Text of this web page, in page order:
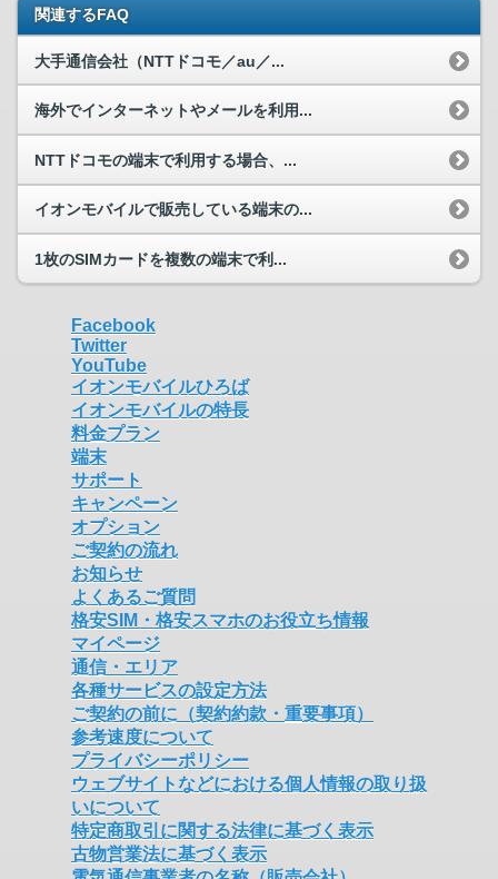
関連するFAQ
大手通信会社（NTTドコモ／au／...
海外でインターネットやメールを利用...
NTTドコモの端末で利用する場合、...
イオンモバイルで販売している端末の...
1枚のSIMカードを複数の端末で利...
Facebook
Twitter
YouTube
イオンモバイルひろば
イオンモバイルの特長
料金プラン
端末
サポート
キャンペーン
オプション
ご契約の流れ
お知らせ
よくあるご質問
格安SIM・格安スマホのお役立ち情報
マイページ
通信・エリア
各種サービスの設定方法
ご契約の前に（契約約款・重要事項）
参考速度について
プライバシーポリシー
ウェブサイトなどにおける個人情報の取り扱
いについて
特定商取引に関する法律に基づく表示
古物営業法に基づく表示